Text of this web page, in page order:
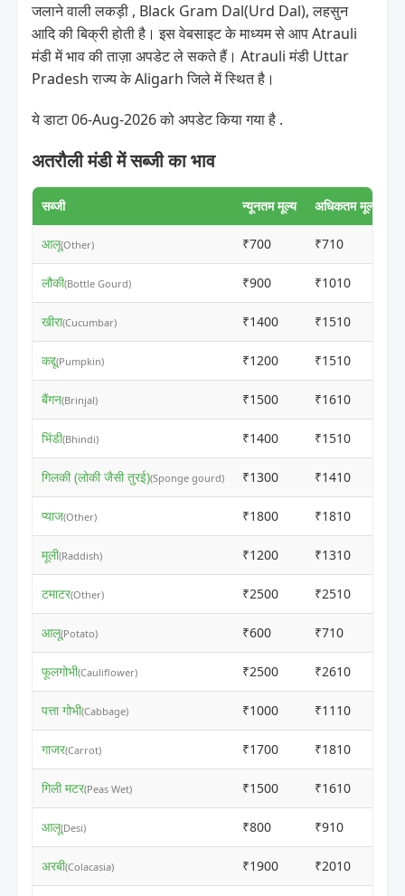
जलाने वाली लकड़ी , Black Gram Dal(Urd Dal), लहसुन
आदि की बिक्री होती है। इस वेबसाइट के माध्यम से आप Atrauli
मंडी में भाव की ताज़ा अपडेट ले सकते हैं। Atrauli मंडी Uttar
Pradesh राज्य के Aligarh जिले में स्थित है।
ये डाटा 06-Aug-2026 को अपडेट किया गया है .
अतरौली मंडी में सब्जी का भाव
सब्जी न्यूनतम मूल्य अधिकतम मूल्य
आलू(Other) ₹700 ₹710
लौकी(Bottle Gourd) ₹900 ₹1010
खीरा(Cucumbar) ₹1400 ₹1510
कद्दू(Pumpkin) ₹1200 ₹1510
बैंगन(Brinjal) ₹1500 ₹1610
भिंडी(Bhindi) ₹1400 ₹1510
गिलकी (लोकी जैसी तुरई)(Sponge gourd) ₹1300 ₹1410
प्याज(Other) ₹1800 ₹1810
मूली(Raddish) ₹1200 ₹1310
टमाटर(Other) ₹2500 ₹2510
आलू(Potato) ₹600 ₹710
फूलगोभी(Cauliflower) ₹2500 ₹2610
पत्ता गोभी(Cabbage) ₹1000 ₹1110
गाजर(Carrot) ₹1700 ₹1810
गिली मटर(Peas Wet) ₹1500 ₹1610
आलू(Desi) ₹800 ₹910
अरबी(Colacasia) ₹1900 ₹2010